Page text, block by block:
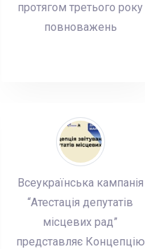
протягом третього року
повноважень
Всеукраїнська кампанія
“Атестація депутатів
місцевих рад”
представляє Концепцію